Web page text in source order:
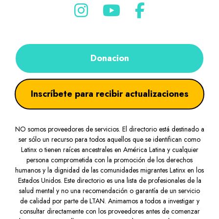
Donacion
Inscríbete para recibir actualizaciones
NO somos proveedores de servicios. El directorio está destinado a
ser sólo un recurso para todos aquellos que se identifican como
Latinx o tienen raíces ancestrales en América Latina y cualquier
persona comprometida con la promoción de los derechos
humanos y la dignidad de las comunidades migrantes Latinx en los
Estados Unidos. Este directorio es una lista de profesionales de la
salud mental y no una recomendación o garantía de un servicio
de calidad por parte de LTAN. Animamos a todos a investigar y
consultar directamente con los proveedores antes de comenzar